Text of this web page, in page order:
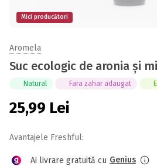
Mici producători
Aromela
Suc ecologic de aronia și
Natural Fara zahar adaugat
25,99 Lei
Avantajele Freshful:
Ai livrare gratuită cu Genius